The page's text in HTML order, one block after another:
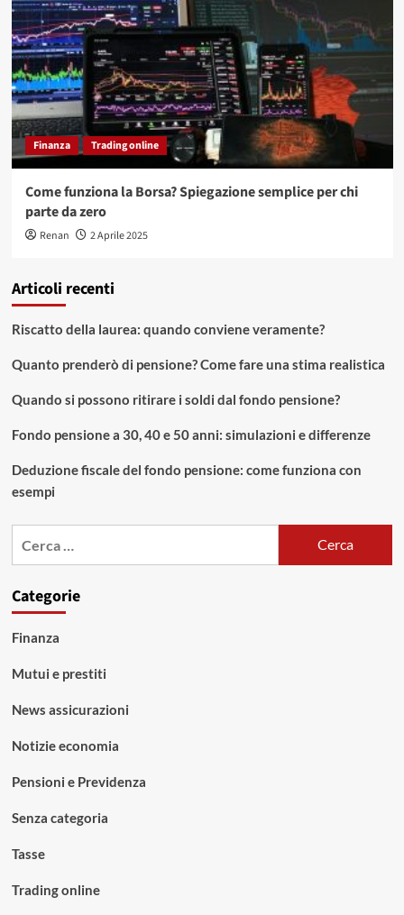
Finanza Trading online
Come funziona la Borsa? Spiegazione semplice per chi
parte da zero
Renan 2 Aprile 2025
Articoli recenti
Riscatto della laurea: quando conviene veramente?
Quanto prenderò di pensione? Come fare una stima realistica
Quando si possono ritirare i soldi dal fondo pensione?
Fondo pensione a 30, 40 e 50 anni: simulazioni e differenze
Deduzione fiscale del fondo pensione: come funziona con
esempi
Categorie
Finanza
Mutui e prestiti
News assicurazioni
Notizie economia
Pensioni e Previdenza
Senza categoria
Tasse
Trading online